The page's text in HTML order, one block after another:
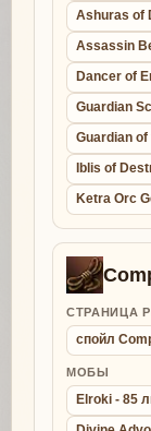
Ashuras of
Assassin
Dancer of
Guardian
Guardian
Iblis of
Ketra Orc
СТРАНИЦА
спойл
МОБЫ
Elroki - 85